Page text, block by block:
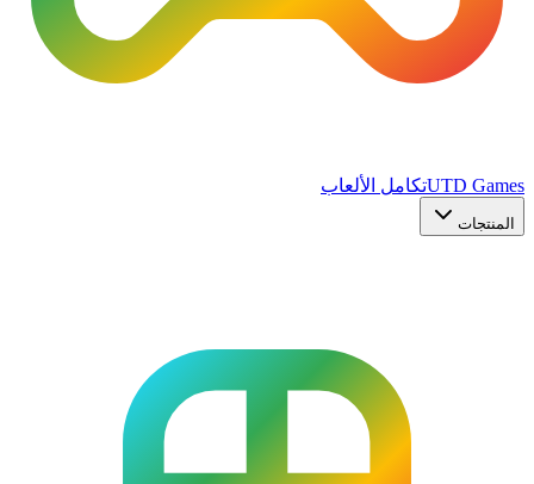
UTD Gamesتكامل الألعاب
المنتجات